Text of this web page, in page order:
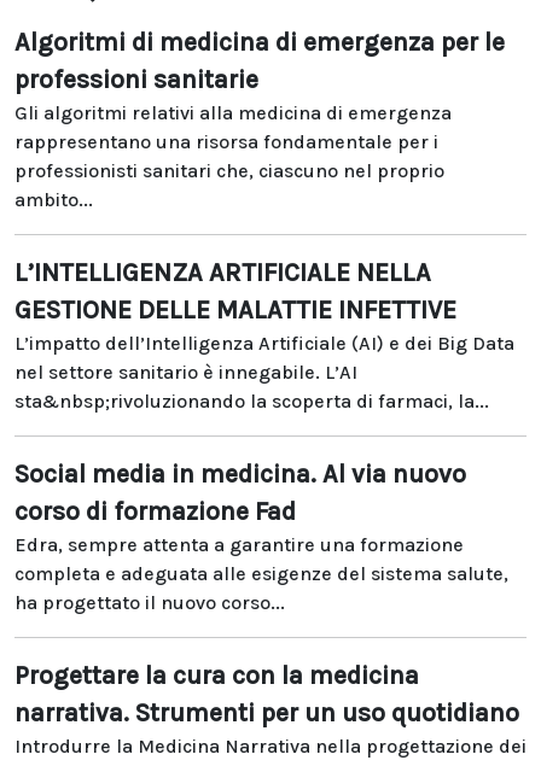
Algoritmi di medicina di emergenza per le
professioni sanitarie
Gli algoritmi relativi alla medicina di emergenza
rappresentano una risorsa fondamentale per i
professionisti sanitari che, ciascuno nel proprio
ambito...
L’INTELLIGENZA ARTIFICIALE NELLA
GESTIONE DELLE MALATTIE INFETTIVE
L’impatto dell’Intelligenza Artificiale (AI) e dei Big Data
nel settore sanitario è innegabile. L’AI
sta&nbsp;rivoluzionando la scoperta di farmaci, la...
Social media in medicina. Al via nuovo
corso di formazione Fad
Edra, sempre attenta a garantire una formazione
completa e adeguata alle esigenze del sistema salute,
ha progettato il nuovo corso...
Progettare la cura con la medicina
narrativa. Strumenti per un uso quotidiano
Introdurre la Medicina Narrativa nella progettazione dei